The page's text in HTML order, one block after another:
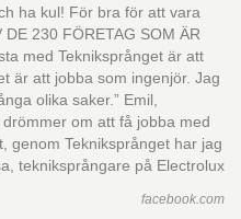
ha kul! För bra för att vara
230 FÖRETAG SOM ÄR
med Tekniksprånget är att
är att jobba som ingenjör. Jag
olika saker.” Emil,
om att få jobba med
genom Tekniksprånget har jag
tekniksprångare på Electrolux
facebook.com